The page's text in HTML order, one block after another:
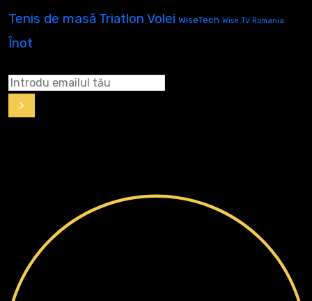
Tenis de masă Triatlon Volei WiseTech Wise TV Romania
Înot
>